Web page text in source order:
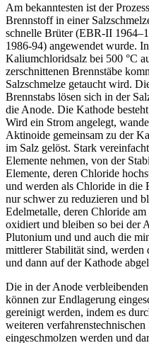
Am bekanntesten ist der
Brennstoff in einer
schnelle Brüter (EBR-II
1986-94) angewendet wurde.
Kaliumchloridsalz bei 500 °C
zerschnittenen Brennstäbe
Salzschmelze getaucht wird.
Brennstabs lösen sich in der
die Anode. Die Kathode
Wird ein Strom angelegt,
Aktinoide gemeinsam zu der
im Salz gelöst. Stark
Elemente nehmen, von der
Elemente, deren Chloride
und werden als Chloride in die
nur schwer zu reduzieren und
Edelmetalle, deren Chloride
oxidiert und bleiben so bei der
Plutonium und und auch die
mittlerer Stabilität sind,
und dann auf der Kathode
Die in der Anode
können zur Endlagerung
gereinigt werden, indem es
weiteren
eingeschmolzen werden und